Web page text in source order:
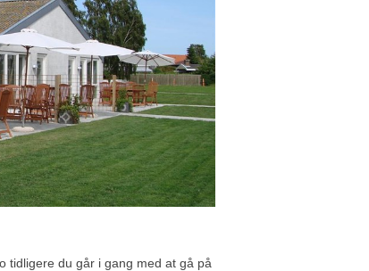
tidligere du går i gang med at gå på